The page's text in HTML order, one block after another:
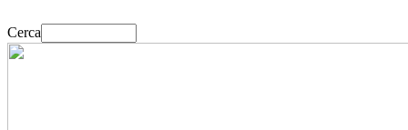
Cerca